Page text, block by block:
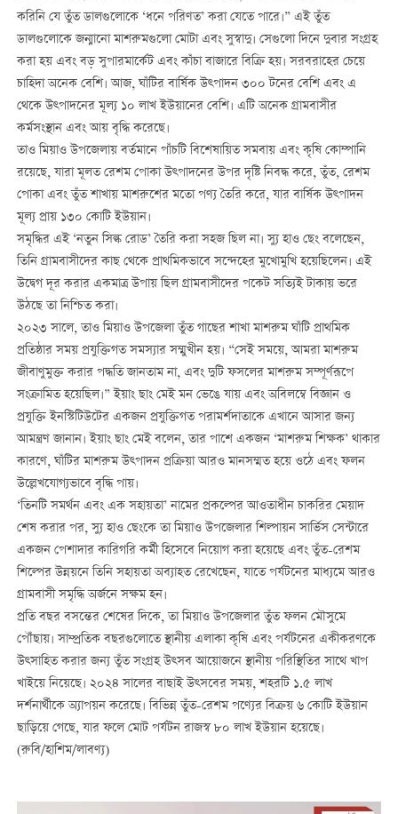
করিনি যে তুঁত ডালগুলোকে ‘ধনে পরিণত’ করা যেতে পারে।” এই তুঁত
ডালগুলোকে জন্মানো মাশরুমগুলো মোটা এবং সুস্বাদু। সেগুলো দিনে দুবার সংগ্রহ
করা হয় এবং বড় সুপারমার্কেট এবং কাঁচা বাজারে বিক্রি হয়। সরবরাহের চেয়ে
চাহিদা অনেক বেশি। আজ, ঘাঁটির বার্ষিক উত্পাদন ৩০০ টনের বেশি এবং এ
থেকে উত্পাদনের মূল্য ১০ লাখ ইউয়ানের বেশি। এটি অনেক গ্রামবাসীর
কর্মসংস্থান এবং আয় বৃদ্ধি করেছে।
তাও মিয়াও উপজেলায় বর্তমানে পাঁচটি বিশেষায়িত সমবায় এবং কৃষি কোম্পানি
রয়েছে, যারা মূলত রেশম পোকা উত্পাদনের উপর দৃষ্টি নিবদ্ধ করে, তুঁত, রেশম
পোকা এবং তুঁত শাখায় মাশরুশের মতো পণ্য তৈরি করে, যার বার্ষিক উত্পাদন
মূল্য প্রায় ১৩০ কোটি ইউয়ান।
সমৃদ্ধির এই ‘নতুন সিল্ক রোড’ তৈরি করা সহজ ছিল না। স্যু হাও ছেং বলেছেন,
তিনি গ্রামবাসীদের কাছ থেকে প্রাথমিকভাবে সন্দেহের মুখোমুখি হয়েছিলেন। এই
উদ্বেগ দূর করার একমাত্র উপায় ছিল গ্রামবাসীদের পকেট সত্যিই টাকায় ভরে
উঠছে তা নিশ্চিত করা।
২০২৩ সালে, তাও মিয়াও উপজেলা তুঁত গাছের শাখা মাশরুম ঘাঁটি প্রাথমিক
প্রতিষ্ঠার সময় প্রযুক্তিগত সমস্যার সম্মুখীন হয়। “সেই সময়ে, আমরা মাশরুম
জীবাণুমুক্ত করার পদ্ধতি জানতাম না, এবং দুটি ফসলের মাশরুম সম্পূর্ণরূপে
সংক্রামিত হয়েছিল।” ইয়াং ছাং মেই মন ভেঙে যায় এবং অবিলম্বে বিজ্ঞান ও
প্রযুক্তি ইনস্টিটিউটের একজন প্রযুক্তিগত পরামর্শদাতাকে এখানে আসার জন্য
আমন্ত্রণ জানান। ইয়াং ছাং মেই বলেন, তার পাশে একজন ‘মাশরুম শিক্ষক’ থাকার
কারণে, ঘাঁটির মাশরুম উত্পাদন প্রক্রিয়া আরও মানসম্মত হয়ে ওঠে এবং ফলন
উল্লেখযোগ্যভাবে বৃদ্ধি পায়।
‘তিনটি সমর্থন এবং এক সহায়তা’ নামের প্রকল্পের আওতাধীন চাকরির মেয়াদ
শেষ করার পর, স্যু হাও ছেংকে তা মিয়াও উপজেলার শিল্পায়ন সার্ভিস সেন্টারে
একজন পেশাদার কারিগরি কর্মী হিসেবে নিয়োগ করা হয়েছে এবং তুঁত-রেশম
শিল্পের উন্নয়নে তিনি সহায়তা অব্যাহত রেখেছেন, যাতে পর্যটনের মাধ্যমে আরও
গ্রামবাসী সমৃদ্ধি অর্জনে সক্ষম হন।
প্রতি বছর বসন্তের শেষের দিকে, তা মিয়াও উপজেলার তুঁত ফলন মৌসুমে
পৌঁছায়। সাম্প্রতিক বছরগুলোতে স্থানীয় এলাকা কৃষি এবং পর্যটনের একীকরণকে
উত্সাহিত করার জন্য তুঁত সংগ্রহ উত্সব আয়োজনে স্থানীয় পরিস্থিতির সাথে খাপ
খাইয়ে নিয়েছে। ২০২৪ সালের বাছাই উত্সবের সময়, শহরটি ১.৫ লাখ
দর্শনার্থীকে অ্যাপয়ন করেছে। বিভিন্ন তুঁত-রেশম পণ্যের বিক্রয় ৬ কোটি ইউয়ান
ছাড়িয়ে গেছে, যার ফলে মোট পর্যটন রাজস্ব ৮০ লাখ ইউয়ান হয়েছে।
(রুবি/হাশিম/লাবণ্য)